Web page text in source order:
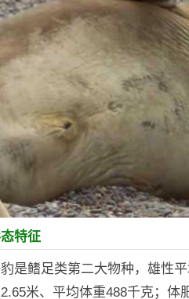
特征
是鳍足类第二大物种，雄性
米、平均体重488千克；体